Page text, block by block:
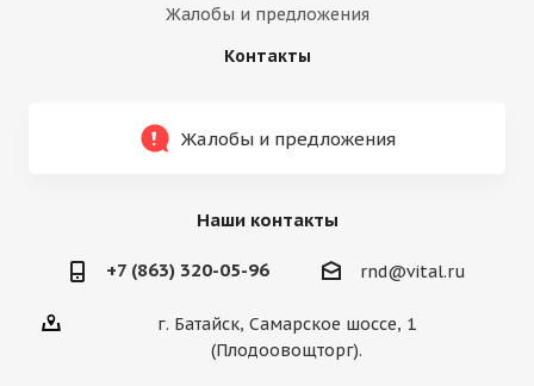
Жалобы и предложения
Контакты
Жалобы и предложения
Наши контакты
+7 (863) 320-05-96 rnd@vital.ru
г. Батайск, Самарское шоссе, 1
(Плодоовощторг).